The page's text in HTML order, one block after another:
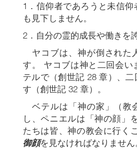
1．信仰者であろうと未信
も見下しません。
2．自分の霊的成長や働きを
ヤコブは、神が倒された
す。 ヤコブは神と二回会い
テルで（創世記 28 章）、
す（創世記 32 章）。
ベテルは「神の家」（教
し、ペニエルは「神の顔」
たちは皆、神の教会に行く
御顔を見なければなりません